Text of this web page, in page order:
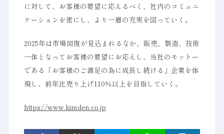
に対して、お客様の要望に応えるべく、社内のコミュニ
ケーションを密にし、より一層の充実を図っていく。
2025年は市場回復が見込まれるなか、販売、製造、技術
一体となってお客様の要望にお応えし、当社のモットー
である「お客様のご満足の為に成長し続ける」企業を体
現し、前年比売り上げ110％以上を目指していく。
https://www.kimden.co.jp